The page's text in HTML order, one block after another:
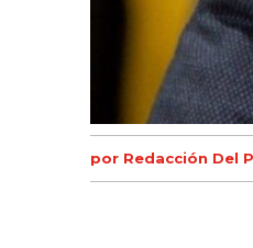
por Redacción Del